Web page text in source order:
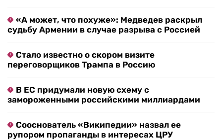
«А может, что похуже»: Медведев раскрыл
судьбу Армении в случае разрыва с Россией
Стало известно о скором визите
переговорщиков Трампа в Россию
В ЕС придумали новую схему с
замороженными российскими миллиардами
Сооснователь «Википедии» назвал ее
рупором пропаганды в интересах ЦРУ